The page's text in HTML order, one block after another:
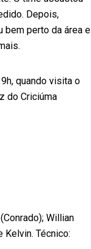
Depois,
bem perto da área e
quando visita o
do Criciúma
Willian
Kelvin. Técnico: